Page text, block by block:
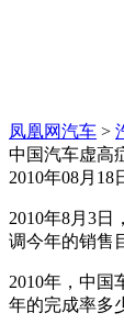
凤凰网汽车 >
中国汽车虚高
2010年08月18
2010年8月3日，
调今年的销售
2010年，中国
年的完成率多